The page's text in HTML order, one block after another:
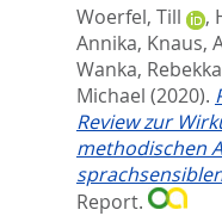
Woerfel, Till
,
Annika, Knaus,
Wanka, Rebekka
Michael (2020).
Review zur
methodischen
Report.